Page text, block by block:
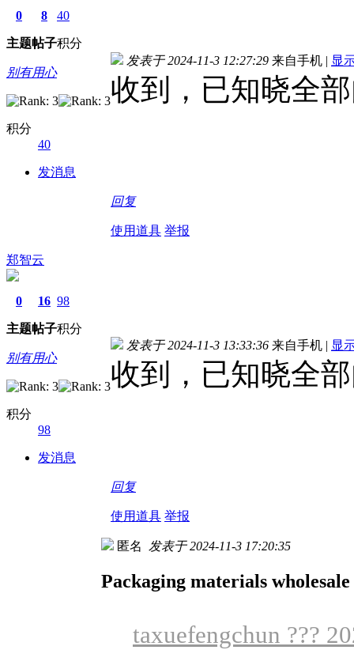
0
主题
8
帖子
40
积分
别有用心
积分
40
发消息
发表于 2024-11-3 12:27:29 来自手机 | 显
收到，已知晓全
回复
使用道具 举报
郑智云
0
主题
16
帖子
98
积分
别有用心
积分
98
发消息
发表于 2024-11-3 13:33:36 来自手机 | 显
收到，已知晓全
回复
使用道具 举报
匿名 发表于 2024-11-3 17:20:35
Packaging materials wholesale
taxuefengchun ???